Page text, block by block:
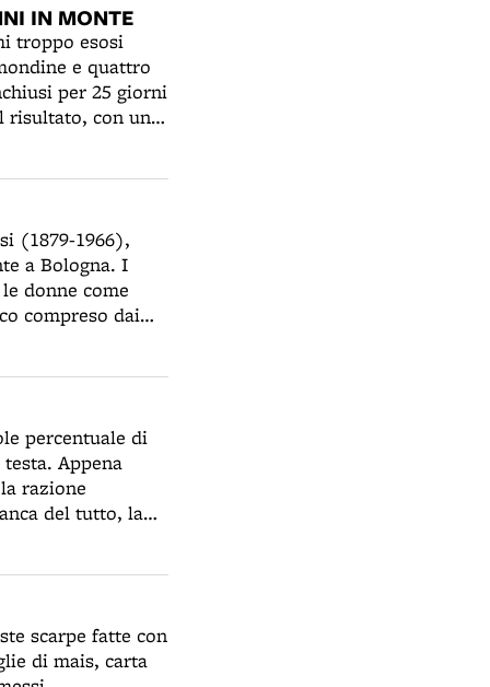
IN MONTE
troppo esosi
e quattro
per 25 giorni
risultato, con un
a Malalbergo
(1879-1966),
a Bologna. I
donne come
compreso dai
alle novità
già nel 1917,
e non fu intesa
alla
riprendendo
è che,
alle
di Venezia.
il
percentuale di
Appena
razione
del tutto, la
polenta.
alla crescita
scarpe fatte con
di mais, carta